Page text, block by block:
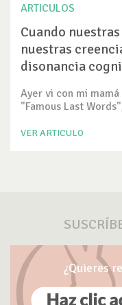
ARTICULOS
Cuando
nuestras
disonancia
Ayer vi con mi
"Famous Last
VER ARTICULO
¿Quieres